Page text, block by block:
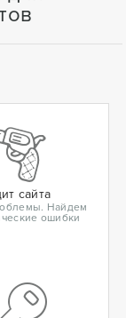
сайта
Найдем
ошибки